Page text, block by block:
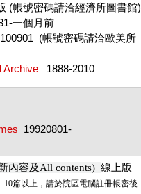
(帳號密碼請洽經濟所圖書館)
一個月前
(帳號密碼請洽歐美所
Archive 1888-2010
19920801-
內容及All contents) 線上版
10篇以上，請於院區電腦註冊帳密後